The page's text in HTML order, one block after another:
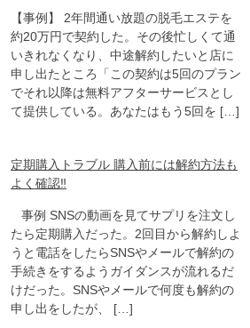
【事例】 2年間通い放題の脱毛エステを
約20万円で契約した。その後忙しくて通
いきれなくなり、中途解約したいと店に
申し出たところ「この契約は5回のプラン
でそれ以降は無料アフターサービスとし
て提供している。あなたはもう5回を […]
定期購入トラブル 購入前には解約方法も
よく確認‼
事例 SNSの動画を見てサプリを注文し
たら定期購入だった。2回目から解約しよ
うと電話をしたらSNSやメールで解約の
手続きをするようガイダンスが流れるだ
けだった。SNSやメールで何度も解約の
申し出をしたが、 […]